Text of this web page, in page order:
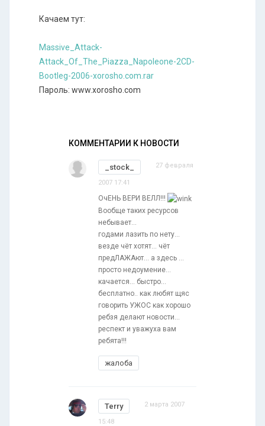
Качаем тут:
Massive_Attack-
Attack_Of_The_Piazza_Napoleone-2CD-
Bootleg-2006-xorosho.com.rar
Пароль: www.xorosho.com
КОММЕНТАРИИ К НОВОСТИ
_stock_ 27 февраля
2007 17:41
ОчЕНЬ ВЕРИ ВЕЛЛ!!!
Вообще таких ресурсов
небывает...
годами лазить по нету...
везде чёт хотят... чёт
предЛАЖАют... а здесь ...
просто недоумение...
качается... быстро...
бесплатно.. как любят щяс
говорить УЖОС как хорошо
ребзя делают новости...
респект и уважуха вам
ребята!!!
жалоба
Terry 2 марта 2007
15:48